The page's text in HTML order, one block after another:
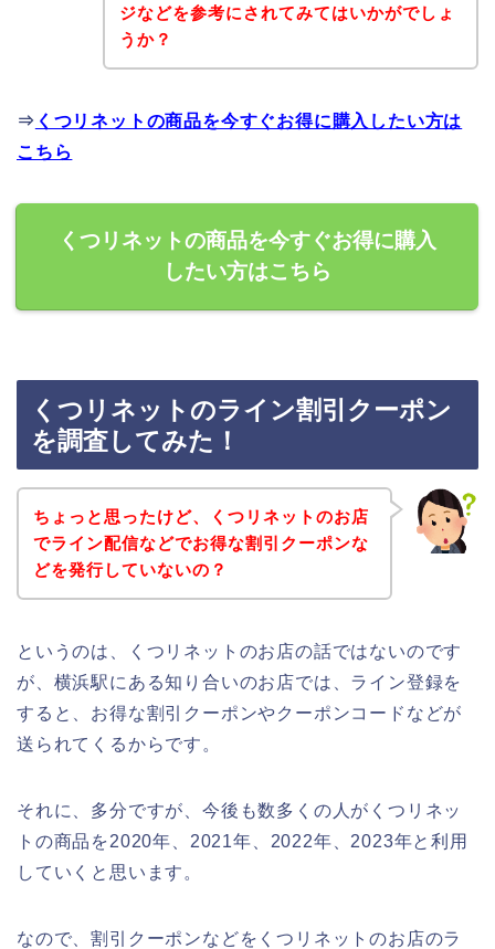
ジなどを参考にされてみてはいかがでしょ
うか？
⇒ くつリネットの商品を今すぐお得に購入したい方は
こちら
くつリネットの商品を今すぐお得に購入
したい方はこちら
くつリネットのライン割引クーポン
を調査してみた！
ちょっと思ったけど、くつリネットのお店
でライン配信などでお得な割引クーポンな
どを発行していないの？
というのは、くつリネットのお店の話ではないのです
が、横浜駅にある知り合いのお店では、ライン登録を
すると、お得な割引クーポンやクーポンコードなどが
送られてくるからです。
それに、多分ですが、今後も数多くの人がくつリネッ
トの商品を2020年、2021年、2022年、2023年と利用
していくと思います。
なので、割引クーポンなどをくつリネットのお店のラ